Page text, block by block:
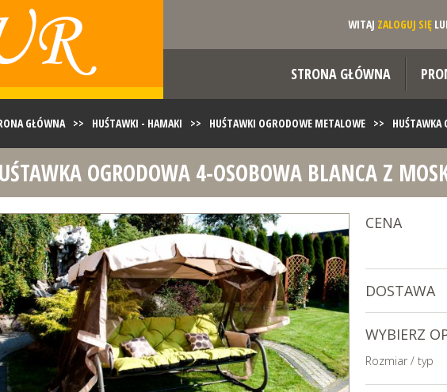
WITAJ ZALOGUJ SIĘ
STRONA GŁÓWNA
GŁÓWNA >> HUŚTAWKI - HAMAKI >> HUŚTAWKI OGRODOWE METALOWE >> HUŚTAWKA
OGRODOWA 4-OSOBOWA BLANCA Z
CENA
DOSTAWA
WYBIERZ
Rozmiar / typ